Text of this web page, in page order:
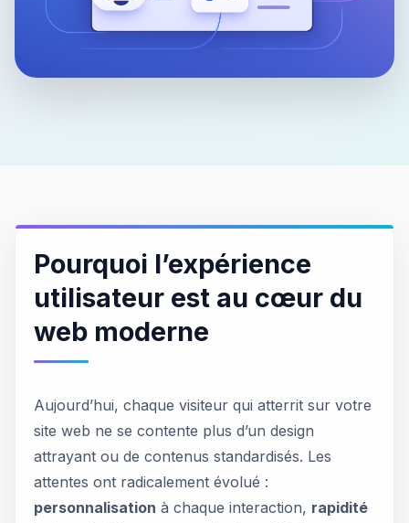
Pourquoi l’expérience
utilisateur est au cœur du
web moderne
Aujourd’hui, chaque visiteur qui atterrit sur votre
site web ne se contente plus d’un design
attrayant ou de contenus standardisés. Les
attentes ont radicalement évolué :
personnalisation à chaque interaction, rapidité